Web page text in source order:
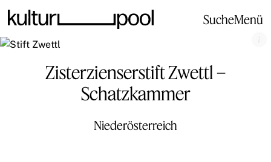
SucheMenü
Zisterzienserstift Zwettl –
Schatzkammer
Niederösterreich